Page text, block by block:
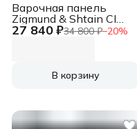
27 840 ₽34 800 ₽−20%
Варочная панель
Zigmund & Shtain CI
23.6 W
В корзину